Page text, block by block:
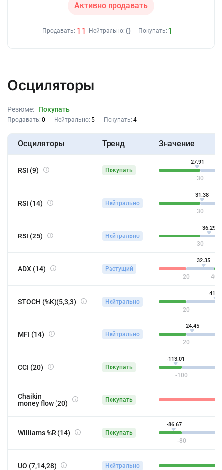
Активно продавать
Продавать: 11 Нейтрально: 0 Покупать: 1
Осциляторы
Резюме: Покупать
Продавать: 0 Нейтрально: 5 Покупать: 4
Осциляторы Тренд Значение
RSI (9) Покупать
27.91
30
RSI (14) Нейтрально
31.38
30
RSI (25) Нейтрально
36.29
30
ADX (14) Растущий
32.35
20 40
STOCH (%K)(5,3,3) Нейтрально
41.11
20
MFI (14) Нейтрально
24.45
20
CCI (20) Покупать
-113.01
-100
Chaikin
money flow (20)
Покупать
Williams %R (14) Покупать
-86.67
-80
UO (7,14,28) Нейтрально